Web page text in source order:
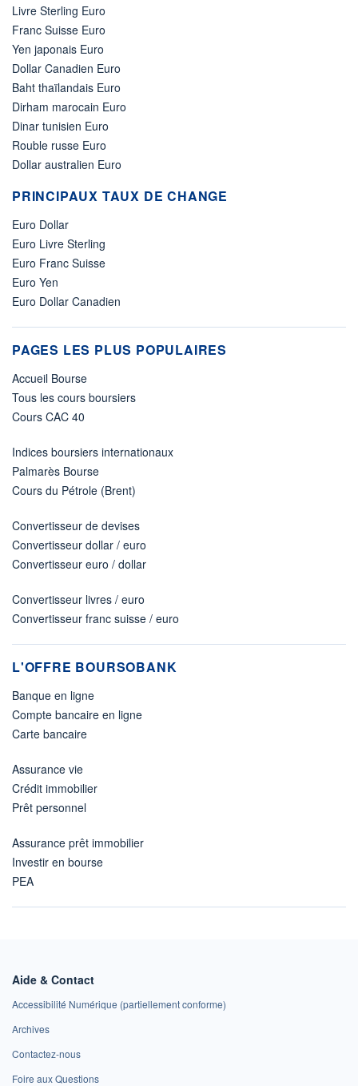
Livre Sterling Euro
Franc Suisse Euro
Yen japonais Euro
Dollar Canadien Euro
Baht thaïlandais Euro
Dirham marocain Euro
Dinar tunisien Euro
Rouble russe Euro
Dollar australien Euro
PRINCIPAUX TAUX DE CHANGE
Euro Dollar
Euro Livre Sterling
Euro Franc Suisse
Euro Yen
Euro Dollar Canadien
PAGES LES PLUS POPULAIRES
Accueil Bourse
Tous les cours boursiers
Cours CAC 40
Indices boursiers internationaux
Palmarès Bourse
Cours du Pétrole (Brent)
Convertisseur de devises
Convertisseur dollar / euro
Convertisseur euro / dollar
Convertisseur livres / euro
Convertisseur franc suisse / euro
L'OFFRE BOURSOBANK
Banque en ligne
Compte bancaire en ligne
Carte bancaire
Assurance vie
Crédit immobilier
Prêt personnel
Assurance prêt immobilier
Investir en bourse
PEA
Aide & Contact
Accessibilité Numérique (partiellement conforme)
Archives
Contactez-nous
Foire aux Questions